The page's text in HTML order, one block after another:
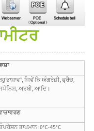
ਭਾਸ਼ਾਵਾਂ, ਜਿਵੇਂ ਕਿ ਅੰਗਰੇਜ਼ੀ, ਫ੍ਰੈਂਚ,
ਅਰਬੀ, ਆਦਿ।
ਤਾਪਮਾਨ: 0°C-45°C